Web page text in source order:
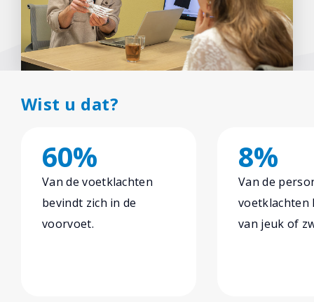
Wist u dat?
60%
Van de voetklachten
bevindt zich in de
voorvoet.
8%
Van de
voetklachten
van jeuk of